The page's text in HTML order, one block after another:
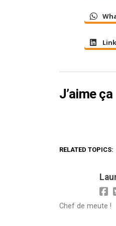
J’aime ça
RELATED TOPICS:
Chef de meute !